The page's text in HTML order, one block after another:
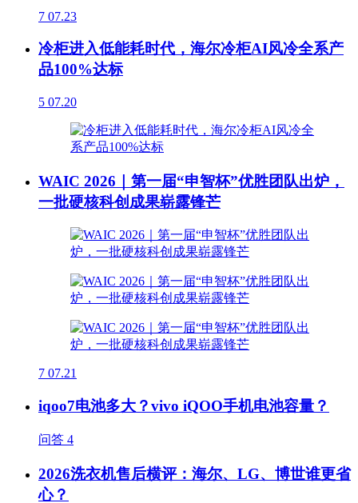
7 07.23
冷柜进入低能耗时代，海尔冷柜AI风冷全系产
品100%达标
5 07.20
WAIC 2026｜第一届“申智杯”优胜团队出炉，
一批硬核科创成果崭露锋芒
7 07.21
iqoo7电池多大？vivo iQOO手机电池容量？
问答 4
2026洗衣机售后横评：海尔、LG、博世谁更省
心？